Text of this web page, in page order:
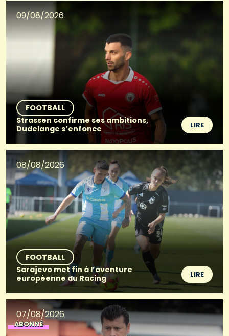
09/08/2026
FOOTBALL
Strassen confirme ses ambitions,
Dudelange s’enfonce
LIRE
08/08/2026
FOOTBALL
Sarajevo met fin à l’aventure
européenne du Racing
LIRE
07/08/2026
ABONNÉ